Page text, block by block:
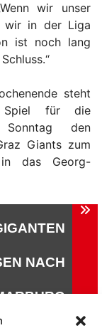
wir unser
wir in der Liga
ist noch lang
steht
Spiel für die
den
Giants zum
in das Georg-
NACH